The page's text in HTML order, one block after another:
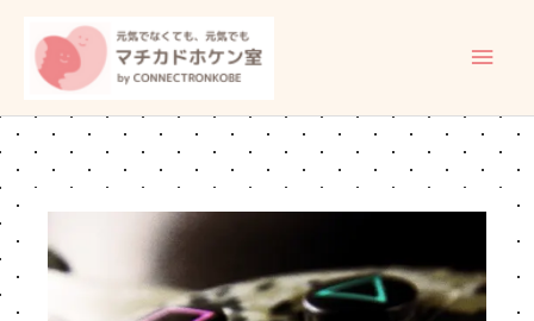
ッ
プ
イ
ン
メ
ュ